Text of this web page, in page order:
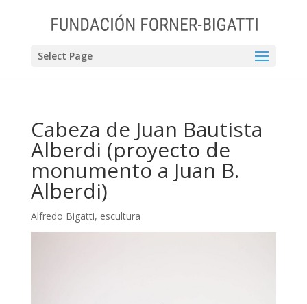
Select Page
Cabeza de Juan Bautista
Alberdi (proyecto de
monumento a Juan B.
Alberdi)
Alfredo Bigatti, escultura